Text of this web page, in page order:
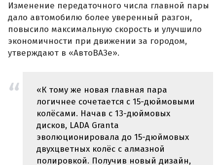
Изменение передаточного числа главной пары
дало автомобилю более уверенный разгон,
повысило максимальную скорость и улучшило
экономичности при движении за городом,
утверждают в «АвтоВАЗе».
«К тому же новая главная пара
логичнее сочетается с 15-дюймовыми
колёсами. Начав с 13-дюймовых
дисков, LADA Granta
эволюционировала до 15-дюймовых
двухцветных колёс с алмазной
полировкой. Получив новый дизайн,